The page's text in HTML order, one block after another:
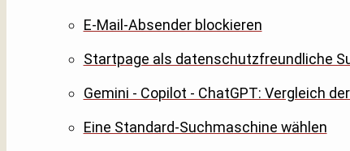
E-Mail-Absender blockieren
Startpage als datenschutzfreundliche
Gemini - Copilot - ChatGPT: Vergleich
Eine Standard-Suchmaschine wählen